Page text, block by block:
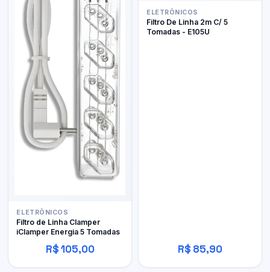
ELETRÔNICOS
Filtro de Linha Clamper
iClamper Energia 5 Tomadas
R$ 105,00
ELETRÔNICOS
Filtro De Linha 2m C/ 5
Tomadas - E105U
R$ 85,90